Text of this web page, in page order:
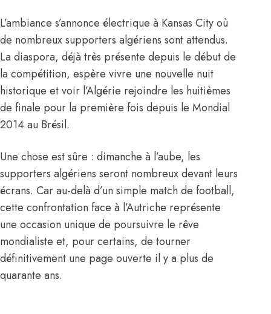
L’ambiance s’annonce électrique à Kansas City où
de nombreux supporters algériens sont attendus.
La diaspora, déjà très présente depuis le début de
la compétition, espère vivre une nouvelle nuit
historique et voir l’Algérie rejoindre les huitièmes
de finale pour la première fois depuis le Mondial
2014 au Brésil.
Une chose est sûre : dimanche à l’aube, les
supporters algériens seront nombreux devant leurs
écrans. Car au-delà d’un simple match de football,
cette confrontation face à l’Autriche représente
une occasion unique de poursuivre le rêve
mondialiste et, pour certains, de tourner
définitivement une page ouverte il y a plus de
quarante ans.